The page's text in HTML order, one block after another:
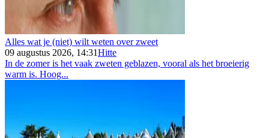
Alles wat je (niet) wilt weten over zweet
09 augustus 2026, 14:31Hitte
In de zomer is het vaak zweten geblazen, vooral als het broeierig
warm is. Hoog...